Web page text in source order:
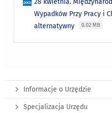
28 kwietnia.
Wypadków Przy Pracy i
alternatywny
0.02 MB
Informacje o Urzędzie
Specjalizacja Urzędu